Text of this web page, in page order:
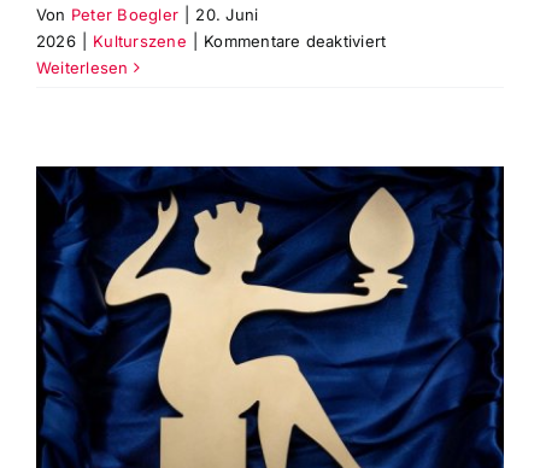
Von Peter Boegler
20. Juni
2026
Kulturszene Kommentare deaktiviertfür
26‘
Sparte
Schauspiel,
Musiktheater,
Publikumspreis
und
Ballett
Weiterlesen